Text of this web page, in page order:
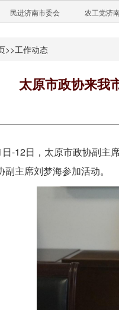
民进济南市委会 农工党济
>>工作动态
太原市政协来我
-12日，太原市政协副主
副主席刘梦海参加活动。